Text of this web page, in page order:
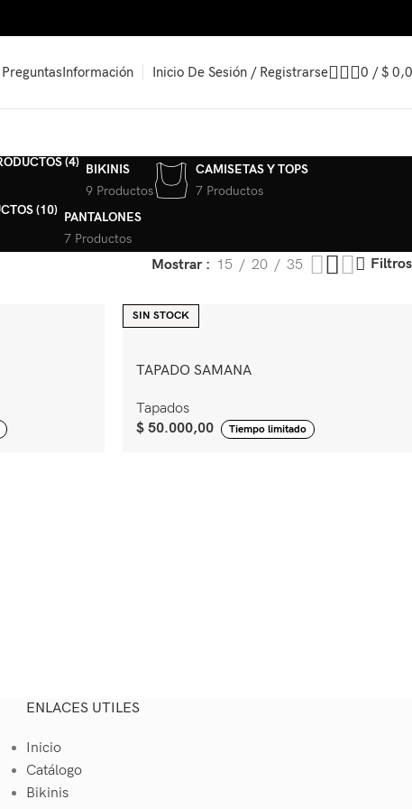
PreguntasInformación Inicio De Sesión / Registrarse 0 / $
BIKINIS
9 Productos
CAMISETAS Y TOPS
7 Productos
PANTALONES
7 Productos
Mostrar 15 20 35 Filtros
SIN STOCK
TAPADO SAMANA
Tapados
$ 50.000,00 Tiempo limitado
ENLACES UTILES
Inicio
Catálogo
Bikinis